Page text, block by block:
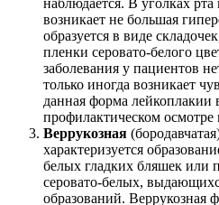
наблюдается. В уголках
возникает не большая
образуется в виде
пленки серовато-белого
заболевания у пациентов
только иногда возникает
данная форма лейкоплакии
профилактическом осмотре
Веррукозная
характеризуется
белых гладких бляшек или
серовато-белых,
образований. Веррукозная